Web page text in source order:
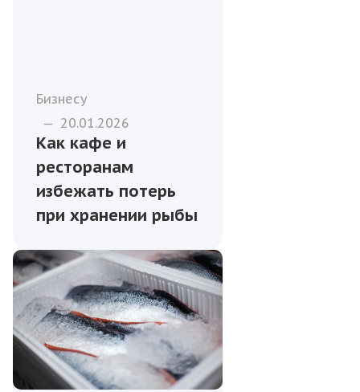
Бизнесу
— 20.01.2026
Как кафе и
ресторанам
избежать потерь
при хранении рыбы